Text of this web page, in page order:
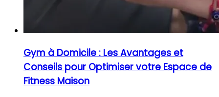
Gym à Domicile : Les Avantages et
Conseils pour Optimiser votre Espace de
Fitness Maison